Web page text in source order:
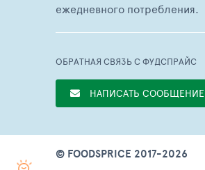
ежедневного потребления.
ОБРАТНАЯ СВЯЗЬ С ФУДСПРАЙС
НАПИСАТЬ СООБЩЕНИЕ
© FOODSPRICE 2017-2026